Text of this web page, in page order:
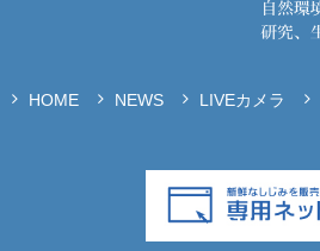
HOME NEWS LIVEカメラ